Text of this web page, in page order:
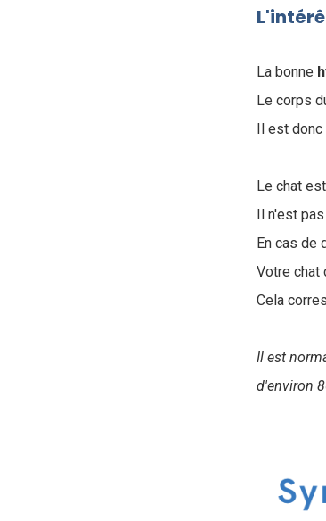
La bonne
Le corps
Il est donc
Le chat
Il n'est
En cas de
Votre chat
Cela
Il est
d'environ